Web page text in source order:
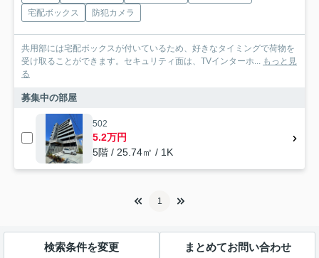
宅配ボックス
防犯カメラ
共用部には宅配ボックスが付いているため、好きなタイミングで荷物を
受け取ることができます。セキュリティ面は、TVインターホ...
もっと見
る
募集中の部屋
502
5.2万円
5階 / 25.74㎡ / 1K
1
検索条件を変更 まとめてお問い合わせ